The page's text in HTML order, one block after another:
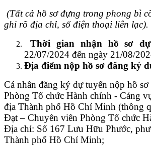
(Tất cả hồ sơ đựng trong phong bì
ghi rõ địa chỉ, số điện thoại liên lạc).
Thời gian nhận hồ sơ
22/07/2024 đến ngày 21/08/
Địa điểm nộp hồ sơ đăng ký
Cá nhân đăng ký dự tuyển nộp hồ sơ
Phòng Tổ chức Hành chính - Cảng
địa Thành phố Hồ Chí Minh (thông
Đạt – Chuyên viên Phòng Tổ chức
Địa chỉ: Số 167 Lưu Hữu Phước,
Thành phố Hồ Chí Minh;